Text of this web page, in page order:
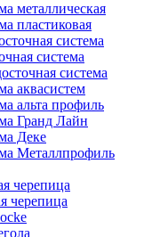
металлическая
пластиковая
система
система
система
аквасистем
альта профиль
Гранд Лайн
Деке
Металлпрофиль
черепица
черепица